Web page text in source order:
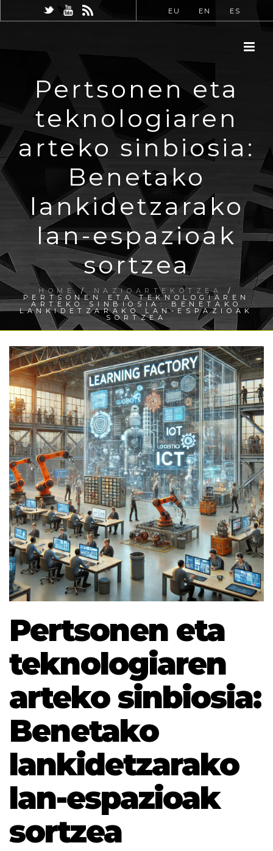
EU EN ES
Pertsonen eta
teknologiaren
arteko sinbiosia:
Benetako
lankidetzarako
lan-espazioak
sortzea
HOME / NAZIOARTEKOTZEA /
PERTSONEN ETA TEKNOLOGIAREN
ARTEKO SINBIOSIA: BENETAKO
LANKIDETZARAKO LAN-ESPAZIOAK
SORTZEA
Pertsonen eta
teknologiaren
arteko sinbiosia:
Benetako
lankidetzarako
lan-espazioak
sortzea